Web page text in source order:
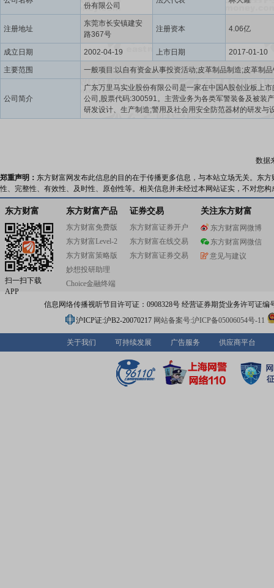
份有限公司
注册地址
东莞市长安镇建安
路367号
注册资本 4.06亿
成立日期 2002-04-19 上市日期 2017-01-10
主要范围
公司简介
广东万里马实业股份有限公司是一家在中国A股创业板上市
公司,股票代码:300591。主营业务为各类军警装备及被装
研发设计、生产制造;警用及社会用安全防范器材的研发与
生产制造;皮具产品研发设计、生产制造、品牌运营及市场
时尚潮流男女手袋、钱包、背包、拉杆箱、皮鞋及皮带等
与此同时,公司不断深挖现有产业链结构,加宽加深军警、救
等多行业装备与防护类产品领域的研发与拓展。公司深耕
装研发及生产领域多年,自2007年起至今一直是原解放军总
(现后勤保障部)、原武警后勤部在库供应商,参与了解放军
机构的多项产品研发与生产任务。公司具备国内领先的军
产品研发与生产能力,先后圆满完成了:解放军07式被装的换
任务;庆祝香港回归15周年阅兵仪式被装生产任务;庆祝建
年阅兵仪式被装生产任务;庆祝香港回归20周年阅兵仪式被
任务;庆祝中国人民解放军建军90周年阅兵仪式被装产品生
建国70周年阅兵仪式等国家大型活动的军需被装生产任务
具产品的研发、设计、生产及销售等各方面均积累了丰富
经验。近年来,随着业务的不断发展,公司逐步推进多品牌战
“SaintJack”、“COOME”等品牌,目前形成了以自有品牌“万
“SaintJack”、“COOME”和多个代理品牌的“3+N”多品牌格
时,公司还不断加强与国外知名品牌的合作,通过公司旗下超
和宇岛科技两家子公司代理及运营多个世界知名品牌,合作
品牌包括:AUPRES/欧珀莱、Jurlique/茱莉蔻、Stenders(
数据
郑重声明： 东方财富网发布此信息的目的在于传播更多信息，与本站立场无关。东
性、完整性、有效性、及时性、原创性等。相关信息并未经过本网站证实，不对您
东方财富
扫一扫下载
APP
东方财富产品
东方财富免费版
东方财富Level-2
东方财富策略版
妙想投研助理
Choice金融终端
证券交易
东方财富证券开户
东方财富在线交易
东方财富证券交易
关注东方财富
东方财富网微博
东方财富网微信
意见与建议
信息网络传播视听节目许可证：0908328号 经营证券期货业务许可证编
沪ICP证:沪B2-20070217 网站备案号:沪ICP备05006054号-11
关于我们 可持续发展 广告服务 供应商平台